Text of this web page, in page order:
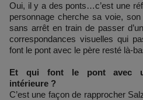
Oui, il y a des ponts…c’est une
personnage cherche sa voie,
sans arrêt en train de passer
correspondances visuelles qui
font le pont avec le père resté là-
Et qui font le pont avec
intérieure ?
C’est une façon de rapprocher